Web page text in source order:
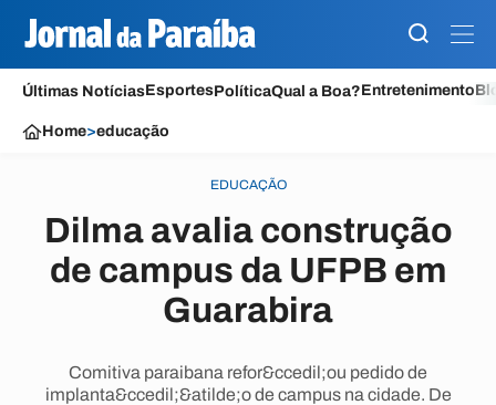
Últimas NotíciasEsportesPolíticaQual a Boa?Entretenimento
Home>educação
EDUCAÇÃO
Dilma avalia construção
de campus da UFPB em
Guarabira
Comitiva paraibana refor&ccedil;ou pedido de
implanta&ccedil;&atilde;o de campus na cidade. De